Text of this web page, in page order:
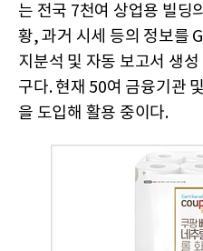
는 전국 7천여 상업용 빌딩
황, 과거 시세 등의 정보를
지분석 및 자동 보고서 생
구다. 현재 50여 금융기관
을 도입해 활용 중이다.